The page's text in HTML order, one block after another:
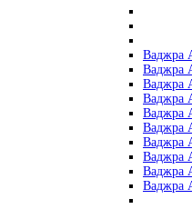
Ваджра
Ваджра
Ваджра
Ваджра
Ваджра
Ваджра
Ваджра
Ваджра
Ваджра
Ваджра